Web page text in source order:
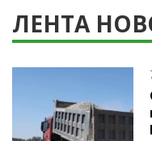
ЛЕНТА